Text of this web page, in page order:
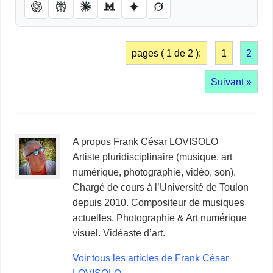
pages ( 1 de 2 ): 1 2
Suivant »
A propos Frank César LOVISOLO
Artiste pluridisciplinaire (musique, art
numérique, photographie, vidéo, son).
Chargé de cours à l’Université de Toulon
depuis 2010. Compositeur de musiques
actuelles. Photographie & Art numérique
visuel. Vidéaste d’art.
Voir tous les articles de Frank César